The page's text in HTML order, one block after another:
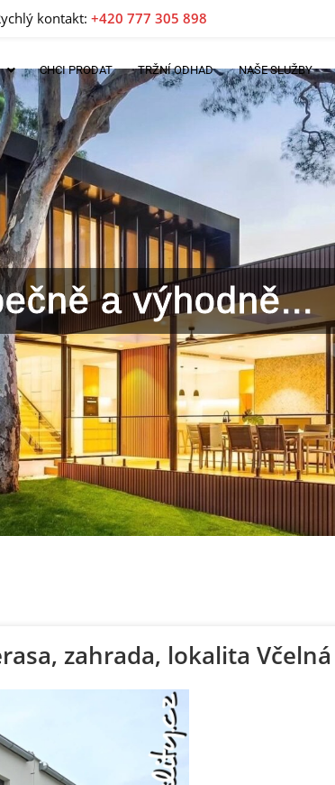
a výhodně...
CHCI PRODAT TRŽNÍ ODHAD NAŠE SLUŽBY
zahrada, lokalita Včelná
kontakt: +420 777 305 898